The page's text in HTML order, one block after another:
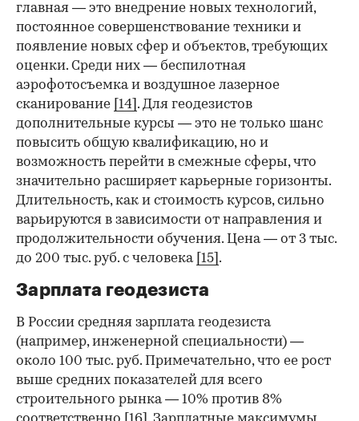
главная — это внедрение новых технологий,
постоянное совершенствование техники и
появление новых сфер и объектов, требующих
оценки. Среди них — беспилотная
аэрофотосъемка и воздушное лазерное
сканирование [14] . Для геодезистов
дополнительные курсы — это не только шанс
повысить общую квалификацию, но и
возможность перейти в смежные сферы, что
значительно расширяет карьерные горизонты.
Длительность, как и стоимость курсов, сильно
варьируются в зависимости от направления и
продолжительности обучения. Цена — от 3 тыс.
до 200 тыс. руб. с человека [15] .
Зарплата геодезиста
В России средняя зарплата геодезиста
(например, инженерной специальности) —
около 100 тыс. руб. Примечательно, что ее рост
выше средних показателей для всего
строительного рынка — 10% против 8%